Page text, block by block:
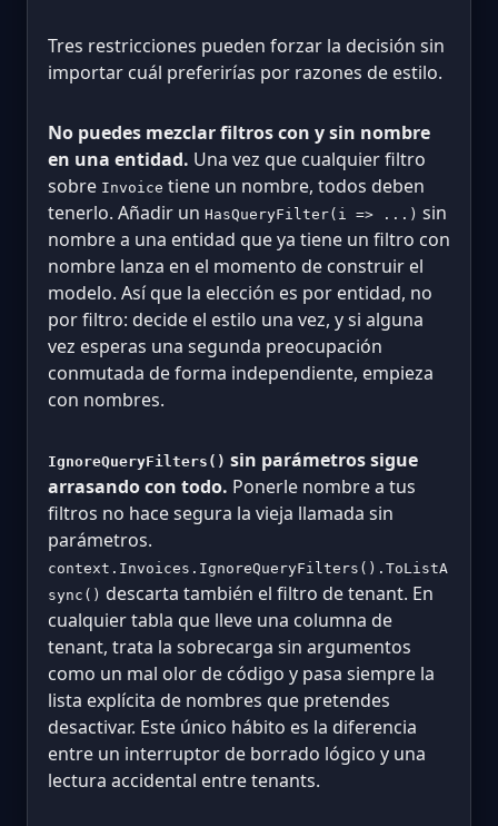
Tres restricciones pueden forzar la decisión sin
importar cuál preferirías por razones de estilo.
No puedes mezclar filtros con y sin nombre
en una entidad. Una vez que cualquier filtro
sobre Invoice tiene un nombre, todos deben
tenerlo. Añadir un HasQueryFilter(i => ...) sin
nombre a una entidad que ya tiene un filtro con
nombre lanza en el momento de construir el
modelo. Así que la elección es por entidad, no
por filtro: decide el estilo una vez, y si alguna
vez esperas una segunda preocupación
conmutada de forma independiente, empieza
con nombres.
IgnoreQueryFilters() sin parámetros sigue
arrasando con todo. Ponerle nombre a tus
filtros no hace segura la vieja llamada sin
parámetros.
context.Invoices.IgnoreQueryFilters().ToListA
sync() descarta también el filtro de tenant. En
cualquier tabla que lleve una columna de
tenant, trata la sobrecarga sin argumentos
como un mal olor de código y pasa siempre la
lista explícita de nombres que pretendes
desactivar. Este único hábito es la diferencia
entre un interruptor de borrado lógico y una
lectura accidental entre tenants.